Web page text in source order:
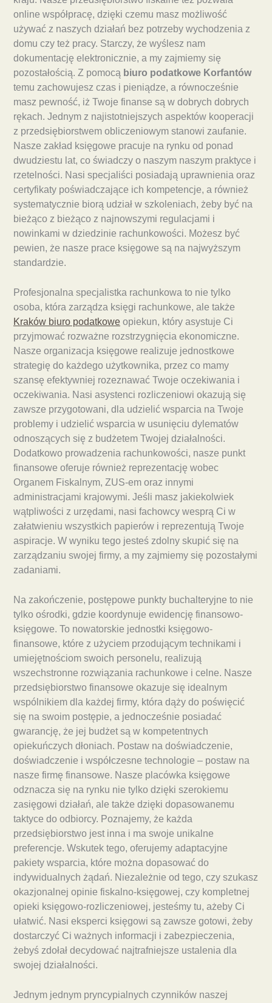
online współpracę, dzięki czemu masz możliwość
używać z naszych działań bez potrzeby wychodzenia z
domu czy też pracy. Starczy, że wyślesz nam
dokumentację elektronicznie, a my zajmiemy się
pozostałością. Z pomocą biuro podatkowe Korfantów
temu zachowujesz czas i pieniądze, a równocześnie
masz pewność, iż Twoje finanse są w dobrych dobrych
rękach. Jednym z najistotniejszych aspektów kooperacji
z przedsiębiorstwem obliczeniowym stanowi zaufanie.
Nasze zakład księgowe pracuje na rynku od ponad
dwudziestu lat, co świadczy o naszym naszym praktyce i
rzetelności. Nasi specjaliści posiadają uprawnienia oraz
certyfikaty poświadczające ich kompetencje, a również
systematycznie biorą udział w szkoleniach, żeby być na
bieżąco z bieżąco z najnowszymi regulacjami i
nowinkami w dziedzinie rachunkowości. Możesz być
pewien, że nasze prace księgowe są na najwyższym
standardzie.
Profesjonalna specjalistka rachunkowa to nie tylko
osoba, która zarządza księgi rachunkowe, ale także
Kraków biuro podatkowe opiekun, który asystuje Ci
przyjmować rozważne rozstrzygnięcia ekonomiczne.
Nasze organizacja księgowe realizuje jednostkowe
strategię do każdego użytkownika, przez co mamy
szansę efektywniej rozeznawać Twoje oczekiwania i
oczekiwania. Nasi asystenci rozliczeniowi okazują się
zawsze przygotowani, dla udzielić wsparcia na Twoje
problemy i udzielić wsparcia w usunięciu dylematów
odnoszących się z budżetem Twojej działalności.
Dodatkowo prowadzenia rachunkowości, nasze punkt
finansowe oferuje również reprezentację wobec
Organem Fiskalnym, ZUS-em oraz innymi
administracjami krajowymi. Jeśli masz jakiekolwiek
wątpliwości z urzędami, nasi fachowcy wesprą Ci w
załatwieniu wszystkich papierów i reprezentują Twoje
aspiracje. W wyniku tego jesteś zdolny skupić się na
zarządzaniu swojej firmy, a my zajmiemy się pozostałymi
zadaniami.
Na zakończenie, postępowe punkty buchalteryjne to nie
tylko ośrodki, gdzie koordynuje ewidencję finansowo-
księgowe. To nowatorskie jednostki księgowo-
finansowe, które z użyciem przodującym technikami i
umiejętnościom swoich personelu, realizują
wszechstronne rozwiązania rachunkowe i celne. Nasze
przedsiębiorstwo finansowe okazuje się idealnym
wspólnikiem dla każdej firmy, która dąży do poświęcić
się na swoim postępie, a jednocześnie posiadać
gwarancję, że jej budżet są w kompetentnych
opiekuńczych dłoniach. Postaw na doświadczenie,
doświadczenie i współczesne technologie – postaw na
nasze firmę finansowe. Nasze placówka księgowe
odznacza się na rynku nie tylko dzięki szerokiemu
zasięgowi działań, ale także dzięki dopasowanemu
taktyce do odbiorcy. Poznajemy, że każda
przedsiębiorstwo jest inna i ma swoje unikalne
preferencje. Wskutek tego, oferujemy adaptacyjne
pakiety wsparcia, które można dopasować do
indywidualnych żądań. Niezależnie od tego, czy szukasz
okazjonalnej opinie fiskalno-księgowej, czy kompletnej
opieki księgowo-rozliczeniowej, jesteśmy tu, ażeby Ci
ułatwić. Nasi eksperci księgowi są zawsze gotowi, żeby
dostarczyć Ci ważnych informacji i zabezpieczenia,
żebyś zdołał decydować najtrafniejsze ustalenia dla
swojej działalności.
Jednym jednym pryncypialnych czynników naszej